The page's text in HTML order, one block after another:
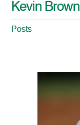
Kevin Brown
Posts